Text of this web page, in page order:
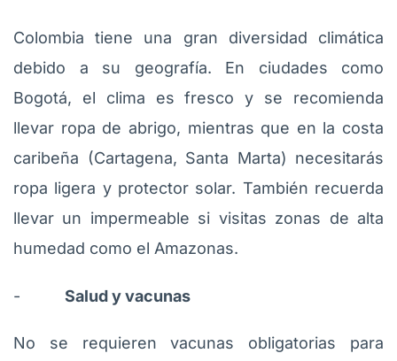
Colombia tiene una gran diversidad climática
debido a su geografía. En ciudades como
Bogotá, el clima es fresco y se recomienda
llevar ropa de abrigo, mientras que en la costa
caribeña (Cartagena, Santa Marta) necesitarás
ropa ligera y protector solar. También recuerda
llevar un impermeable si visitas zonas de alta
humedad como el Amazonas.
- Salud y vacunas
No se requieren vacunas obligatorias para